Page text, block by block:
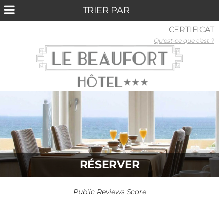
RÉSERVER
Public Reviews Score
CERTIFICAT
Qu'est-ce que c'est ?